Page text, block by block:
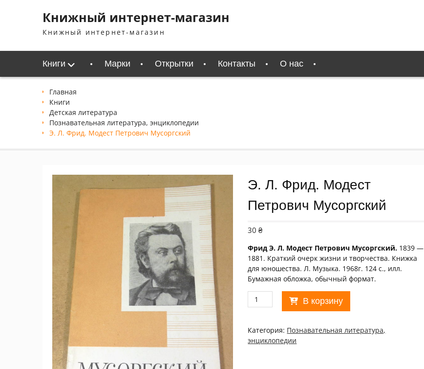
содержимомуКнижный интернет-магазин
Книжный интернет-магазин
Книги Марки Открытки Контакты О нас
Главная
Книги
Детская литература
Познавательная литература, энциклопедии
Э. Л. Фрид. Модест Петрович Мусоргский
Э. Л. Фрид. Модест
Петрович Мусоргский
30₴
Фрид Э. Л. Модест Петрович Мусоргский. 1839 —
1881. Краткий очерк жизни и творчества. Книжка
для юношества. Л. Музыка. 1968г. 124 с., илл.
Бумажная обложка, обычный формат.
Количество
товара
Л.
Фрид.
Модест
В корзину
Категория: Познавательная литература,
энциклопедии